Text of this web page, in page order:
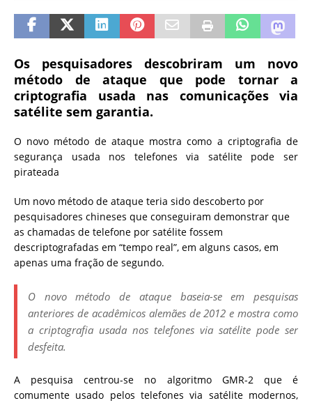
Os pesquisadores descobriram um novo
método de ataque que pode tornar a
criptografia usada nas comunicações via
satélite sem garantia.
O novo método de ataque mostra como a criptografia de
segurança usada nos telefones via satélite pode ser
pirateada
Um novo método de ataque teria sido descoberto por
pesquisadores chineses que conseguiram demonstrar que
as chamadas de telefone por satélite fossem
descriptografadas em “tempo real”, em alguns casos, em
apenas uma fração de segundo.
O novo método de ataque baseia-se em pesquisas
anteriores de acadêmicos alemães de 2012 e mostra como
a criptografia usada nos telefones via satélite pode ser
desfeita.
A pesquisa centrou-se no algoritmo GMR-2 que é
comumente usado pelos telefones via satélite modernos,